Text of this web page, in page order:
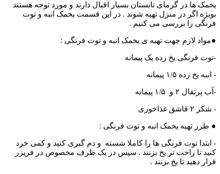
یخمک ها در گرمای تابستان بسیار اقبال دارند و مورد توجه هستند ‌
بویژه اگر در منزل تهیه شوند . در این قسمت یخمک انبه و توت
فرنگی را بررسی می کنیم .
●مواد لازم جهت تهیه ی یخمک انبه و توت فرنگی :
-توت فرنگی یخ زده یک پیمانه
- انبه یخ زده ۱/۵ پیمانه
-آب پرتقال ۲ و ۱/۵ پیمانه
- شکر ۲ قاشق غذاخوری
● طرز تهیه یخمک انبه و توت فرنگی :
- ابتدا توت فرنگی ها را کاملا شسته و دم گیری کنید و کمی خرد
کنید تا راحت تر یخ بزنند . سپس در یک ظرف مخصوص در فریزر
قرار دهید تا یخ بزنند .